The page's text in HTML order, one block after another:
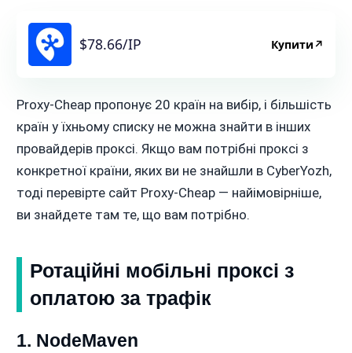
$78.66/IP Купити ↗
Proxy-Cheap пропонує 20 країн на вибір, і більшість
країн у їхньому списку не можна знайти в інших
провайдерів проксі. Якщо вам потрібні проксі з
конкретної країни, яких ви не знайшли в CyberYozh,
тоді перевірте сайт Proxy-Cheap — найімовірніше,
ви знайдете там те, що вам потрібно.
Ротаційні мобільні проксі з
оплатою за трафік
1. NodeMaven